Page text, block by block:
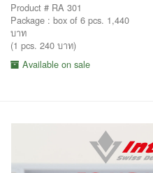
Product # RA 301
Package : box of 6 pcs. 1,440
บาท
(1 pcs. 240 บาท)
Available on sale